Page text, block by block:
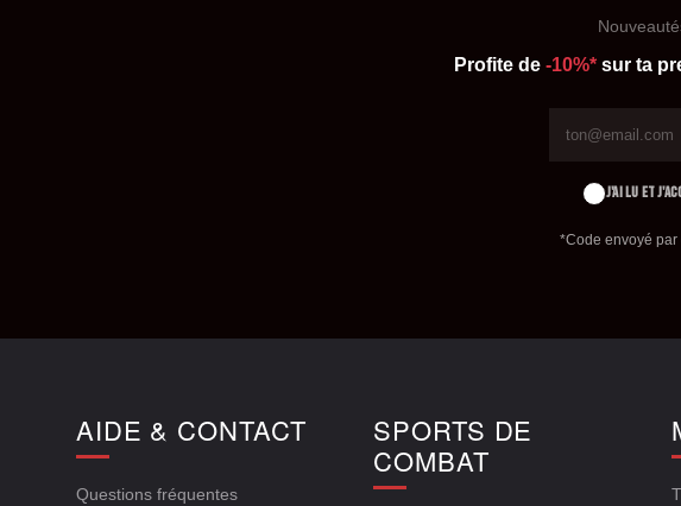
Profite de -10%* sur ta
J'AI LU ET
*Code envoyé
AIDE & CONTACT
Questions fréquentes
SPORTS DE
COMBAT